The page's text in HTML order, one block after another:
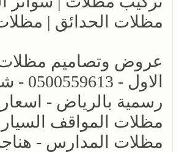
مظلات الحدائق |
عروض وتصاميم مظلات
الاول -
رسمية بالرياض -
مظلات المواقف
مظلات المدارس -